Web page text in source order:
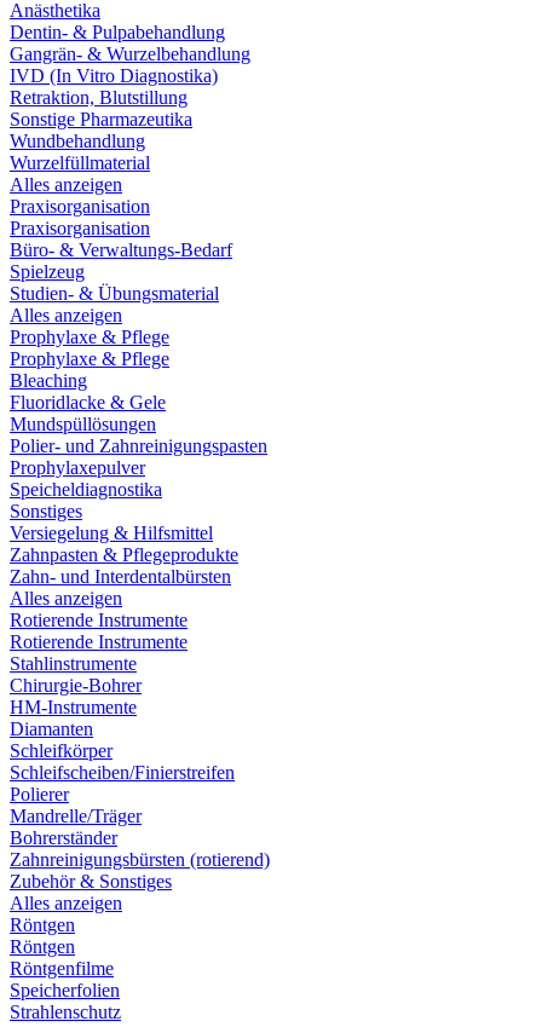
Anästhetika
Dentin- & Pulpabehandlung
Gangrän- & Wurzelbehandlung
IVD (In Vitro Diagnostika)
Retraktion, Blutstillung
Sonstige Pharmazeutika
Wundbehandlung
Wurzelfüllmaterial
Alles anzeigen
Praxisorganisation
Praxisorganisation
Büro- & Verwaltungs-Bedarf
Spielzeug
Studien- & Übungsmaterial
Alles anzeigen
Prophylaxe & Pflege
Prophylaxe & Pflege
Bleaching
Fluoridlacke & Gele
Mundspüllösungen
Polier- und Zahnreinigungspasten
Prophylaxepulver
Speicheldiagnostika
Sonstiges
Versiegelung & Hilfsmittel
Zahnpasten & Pflegeprodukte
Zahn- und Interdentalbürsten
Alles anzeigen
Rotierende Instrumente
Rotierende Instrumente
Stahlinstrumente
Chirurgie-Bohrer
HM-Instrumente
Diamanten
Schleifkörper
Schleifscheiben/Finierstreifen
Polierer
Mandrelle/Träger
Bohrerständer
Zahnreinigungsbürsten (rotierend)
Zubehör & Sonstiges
Alles anzeigen
Röntgen
Röntgen
Röntgenfilme
Speicherfolien
Strahlenschutz